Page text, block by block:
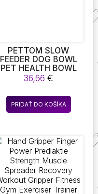
PETTOM SLOW
FEEDER DOG BOWL
PET HEALTH BOWL
DIGESTION
INSERTION, ANTI
SLING BOWL DOG
SILICONE, SLOW
36,66€
PRIDAŤ DO KOŠÍKA